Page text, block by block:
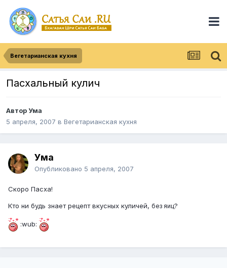
Вегетарианская кухня
Пасхальный кулич
АвторУма
5 апреля, 2007 в Вегетарианская кухня
Ума
Опубликовано 5 апреля, 2007
Скоро Пасха!
Кто ни будь знает рецепт вкусных куличей, без яиц?
:wub: